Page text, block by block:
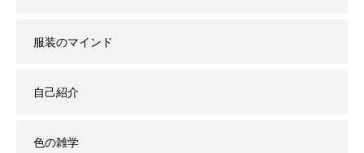
服装のマインド
自己紹介
色の雑学